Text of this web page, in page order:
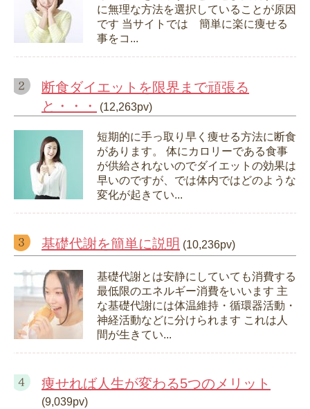
に無理な方法を選択していることが原因
です 当サイトでは 簡単に楽に痩せる
事をコ...
断食ダイエットを限界まで頑張る
と・・・
(12,263pv)
短期的に手っ取り早く痩せる方法に断食
があります。 体にカロリーである食事
が供給されないのでダイエットの効果は
早いのですが、では体内ではどのような
変化が起きてい...
基礎代謝を簡単に説明 (10,236pv)
基礎代謝とは安静にしていても消費する
最低限のエネルギー消費をいいます 主
な基礎代謝には体温維持・循環器活動・
神経活動などに分けられます これは人
間が生きてい...
痩せれば人生が変わる5つのメリット
(9,039pv)